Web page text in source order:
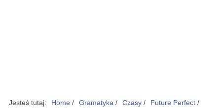
Jesteś tutaj: Home / Gramatyka / Czasy / Future Perfect /